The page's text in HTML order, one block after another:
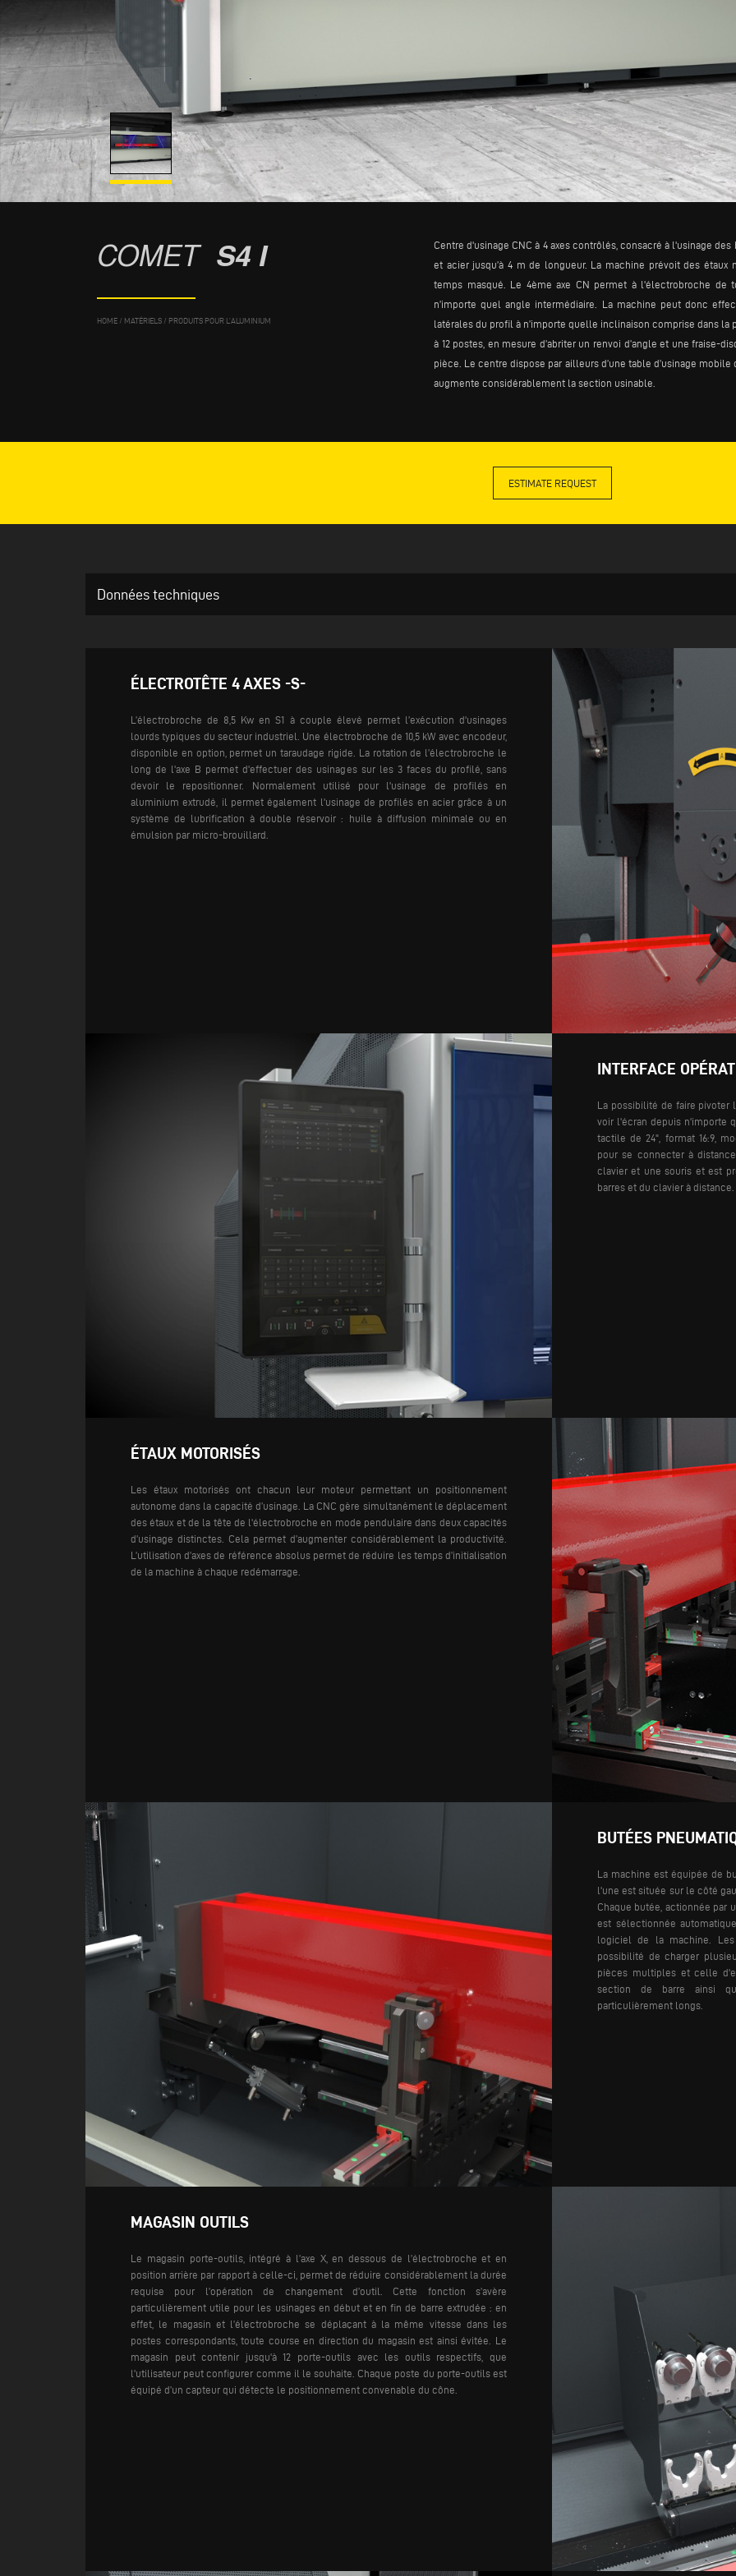
COMET S4 I
HOME/ MATÉRIELS/ PRODUITS POUR L’ALUMINIUM
Centre d'usinage CNC à 4 axes contrôlés, consacré à l'usinage
et acier jusqu’à 4 m de longueur. La machine prévoit des
temps masqué. Le 4ème axe CN permet à l'électrobroche de
n’importe quel angle intermédiaire. La machine peut donc
latérales du profil à n’importe quelle inclinaison comprise dans la
à 12 postes, en mesure d’abriter un renvoi d’angle et une fraise-
pièce. Le centre dispose par ailleurs d’une table d’usinage
augmente considérablement la section usinable.
ESTIMATE REQUEST
Données techniques
ÉLECTROTÊTE 4 AXES -S-
L’électrobroche de 8,5 Kw en S1 à couple élevé permet l’exécution d'usinages
lourds typiques du secteur industriel. Une électrobroche de 10,5 kW avec encodeur,
disponible en option, permet un taraudage rigide. La rotation de l’électrobroche le
long de l'axe B permet d'effectuer des usinages sur les 3 faces du profilé, sans
devoir le repositionner.
Normalement utilisé pour l'usinage de profilés en
aluminium extrudé, il permet également l'usinage de profilés en acier grâce à un
système de lubrification à double réservoir : huile à diffusion minimale ou en
émulsion par micro-brouillard.
INTERFACE
La possibilité de faire pivoter
voir l'écran depuis n'importe
tactile de 24", format 16:9,
pour se connecter à
clavier et une souris et est
barres et du clavier à distance.
ÉTAUX MOTORISÉS
Les étaux motorisés ont chacun leur moteur permettant un positionnement
autonome dans la capacité d’usinage. La CNC gère simultanément le déplacement
des étaux et de la tête de l'électrobroche en mode pendulaire dans deux capacités
d’usinage distinctes. Cela permet d’augmenter considérablement la productivité.
L’utilisation d’axes de référence absolus permet de réduire les temps d’initialisation
de la machine à chaque redémarrage.
BUTÉES
La machine est équipée de
l'une est située sur le côté
Chaque butée, actionnée par
est sélectionnée
logiciel de la machine.
possibilité de charger
pièces multiples et celle
section de barre ainsi
particulièrement longs.
MAGASIN OUTILS
Le magasin porte-outils, intégré à l’axe X, en dessous de l’électrobroche et en
position arrière par rapport à celle-ci, permet de réduire considérablement la durée
requise pour l’opération de changement d’outil. Cette fonction s’avère
particulièrement utile pour les usinages en début et en fin de barre extrudée : en
effet, le magasin et l’électrobroche se déplaçant à la même vitesse dans les
postes correspondants, toute course en direction du magasin est ainsi évitée.
Le
magasin peut contenir jusqu'à 12 porte-outils avec les outils respectifs, que
l'utilisateur peut configurer comme il le souhaite. Chaque poste du porte-outils est
équipé d’un capteur qui détecte le positionnement convenable du cône.